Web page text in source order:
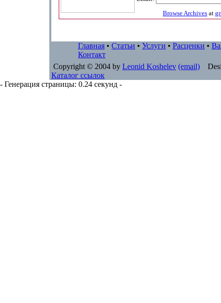
Browse Archives at
Главная • Статьи • Услуги • Расценки •
Контакт
Copyright © 2004 by Leonid Koshelev (email)
Каталог ссылок
- Генерация страницы: 0.24 секунд -